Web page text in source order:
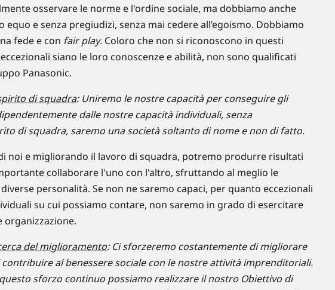
osservare le norme e l'ordine sociale, ma dobbiamo anche
e senza pregiudizi, senza mai cedere all’egoismo. Dobbiamo
fede e con fair play. Coloro che non si riconoscono in questi
siano le loro conoscenze e abilità, non sono qualificati
Panasonic.
di squadra: Uniremo le nostre capacità per conseguire gli
dalle nostre capacità individuali, senza
di squadra, saremo una società soltanto di nome e non di fatto.
noi e migliorando il lavoro di squadra, potremo produrre risultati
collaborare l'uno con l'altro, sfruttando al meglio le
personalità. Se non ne saremo capaci, per quanto eccezionali
su cui possiamo contare, non saremo in grado di esercitare
organizzazione.
del miglioramento: Ci sforzeremo costantemente di migliorare
al benessere sociale con le nostre attività imprenditoriali.
sforzo continuo possiamo realizzare il nostro Obiettivo di